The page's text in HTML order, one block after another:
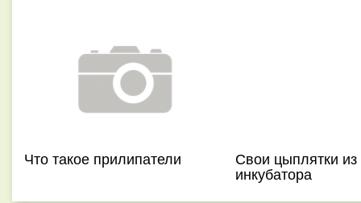
Что такое прилипатели Свои цыплятки из
инкубатора